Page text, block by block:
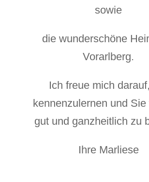
sowie
die wunderschöne
Vorarlberg.
Ich freue mich
kennenzulernen und
gut und ganzheitlich zu
Ihre Marliese